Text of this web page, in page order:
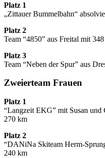
Platz 1
„Zittauer Bummelbahn“
Platz 2
Team “4850” aus Freital mit
Platz 3
Team “Neben der Spur” aus
Zweierteam Frauen
Platz 1
“Langzeit EKG” mit Susan
270 km
Platz 2
“DANiNa Skiteam Herm-
240 km